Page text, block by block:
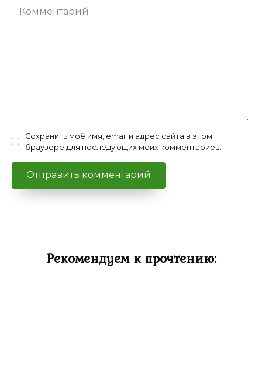
Комментарий
Сохранить моё имя, email и адрес сайта в этом
браузере для последующих моих комментариев.
Рекомендуем к прочтению: